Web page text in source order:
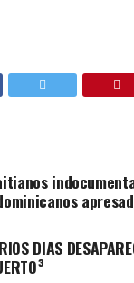
DIAS